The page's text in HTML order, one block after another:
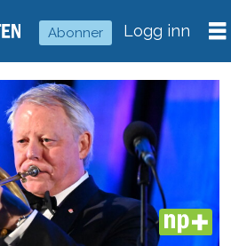
Abonner Logg inn
PLUS